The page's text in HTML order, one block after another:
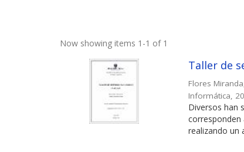
Now showing items 1-1 of 1
Taller de
Flores
Informática
Diversos han
corresponden
realizando un